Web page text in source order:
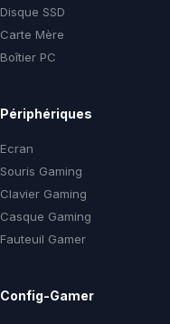
Disque SSD
Carte Mère
Boîtier PC
Périphériques
Ecran
Souris Gaming
Clavier Gaming
Casque Gaming
Fauteuil Gamer
Config-Gamer